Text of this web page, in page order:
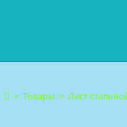
> Товары > Лист